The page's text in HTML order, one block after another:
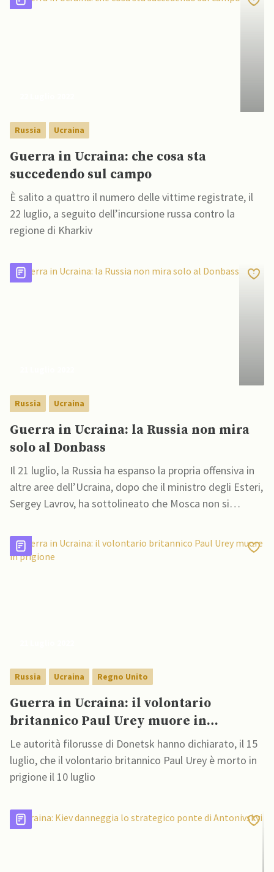
Russia Ucraina
Guerra in Ucraina: che cosa sta
succedendo sul campo
È salito a quattro il numero delle vittime registrate, il
22 luglio, a seguito dell’incursione russa contro la
regione di Kharkiv
Russia Ucraina
Guerra in Ucraina: la Russia non mira
solo al Donbass
Il 21 luglio, la Russia ha espanso la propria offensiva in
altre aree dell’Ucraina, dopo che il ministro degli Esteri,
Sergey Lavrov, ha sottolineato che Mosca non si
Russia Ucraina Regno Unito
Guerra in Ucraina: il volontario
britannico Paul Urey muore in
prigione
Le autorità filorusse di Donetsk hanno dichiarato, il 15
luglio, che il volontario britannico Paul Urey è morto in
prigione il 10 luglio